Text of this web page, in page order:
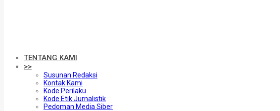
TENTANG KAMI
>>
Susunan Redaksi
Kontak Kami
Kode Perilaku
Kode Etik Jurnalistik
Pedoman Media Siber